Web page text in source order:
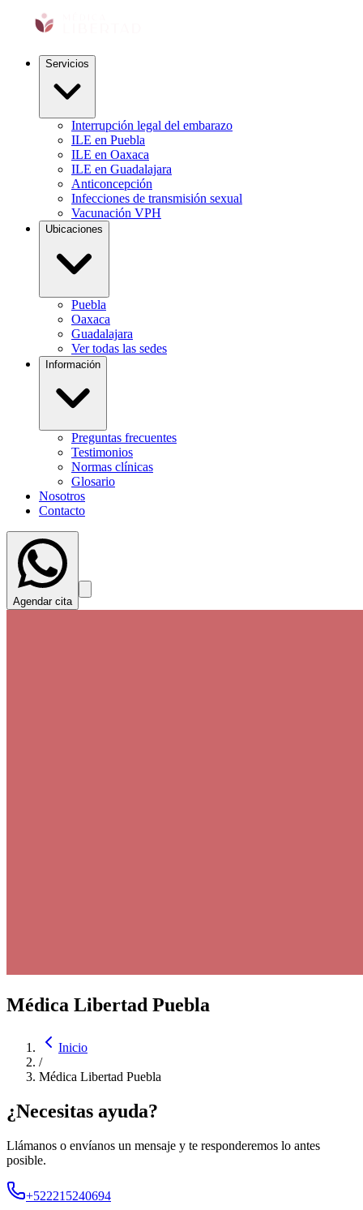
Servicios
Interrupción legal del embarazo
ILE en Puebla
ILE en Oaxaca
ILE en Guadalajara
Anticoncepción
Infecciones de transmisión sexual
Vacunación VPH
Ubicaciones
Puebla
Oaxaca
Guadalajara
Ver todas las sedes
Información
Preguntas frecuentes
Testimonios
Normas clínicas
Glosario
Nosotros
Contacto
Agendar cita
Médica Libertad Puebla
Inicio
/
Médica Libertad Puebla
¿Necesitas ayuda?
Llámanos o envíanos un mensaje y te responderemos lo antes
posible.
+522215240694